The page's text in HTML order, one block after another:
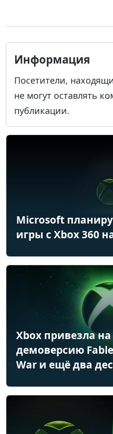
Информация
Посетители,
не могут оставлять
публикации.
Microsoft
игры с Xbox 360
Xbox привезла на
демоверсию
War и ещё два